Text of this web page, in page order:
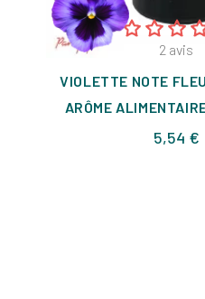
2 avis
VIOLETTE NOTE
ARÔME
5,54 €